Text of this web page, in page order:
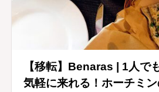
【移転】Benaras | 1人で
気軽に来れる！ホーチミ